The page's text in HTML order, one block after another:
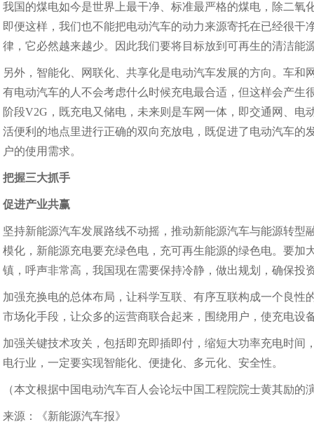
我国的煤电如今是世界上最干净、标准最严格的煤电，除二
即便这样，我们也不能把电动汽车的动力来源寄托在已经很
律，它必然越来越少。因此我们要将目标放到可再生的清洁能
另外，智能化、网联化、共享化是电动汽车发展的方向。车
有电动汽车的人不会考虑什么时候充电最合适，但这样会产
阶段V2G，既充电又储电，未来则是车网一体，即交通网、
活便利的地点里进行正确的双向充放电，既促进了电动汽车
户的使用需求。
把握三大抓手
促进产业共赢
坚持新能源汽车发展路线不动摇，推动新能源汽车与能源转型
模化，新能源充电要充绿色电，充可再生能源的绿色电。要
镇，呼声非常高，我国现在需要保持冷静，做出规划，确保投
加强充换电的总体布局，让科学互联、有序互联构成一个良
市场化手段，让众多的运营商联合起来，围绕用户，使充电
加强关键技术攻关，包括即充即插即付，缩短大功率充电时
电行业，一定要实现智能化、便捷化、多元化、安全性。
（本文根据中国电动汽车百人会论坛中国工程院院士黄其励
来源：《新能源汽车报》